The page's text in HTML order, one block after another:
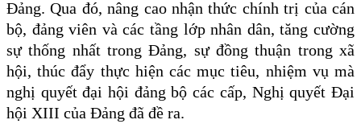
Đảng. Qua đó, nâng cao nhận thức chính trị của cán
bộ, đảng viên và các tầng lớp nhân dân, tăng cường
sự thống nhất trong Đảng, sự đồng thuận trong xã
hội, thúc đẩy thực hiện các mục tiêu, nhiệm vụ mà
nghị quyết đại hội đảng bộ các cấp, Nghị quyết Đại
hội XIII của Đảng đã đề ra.